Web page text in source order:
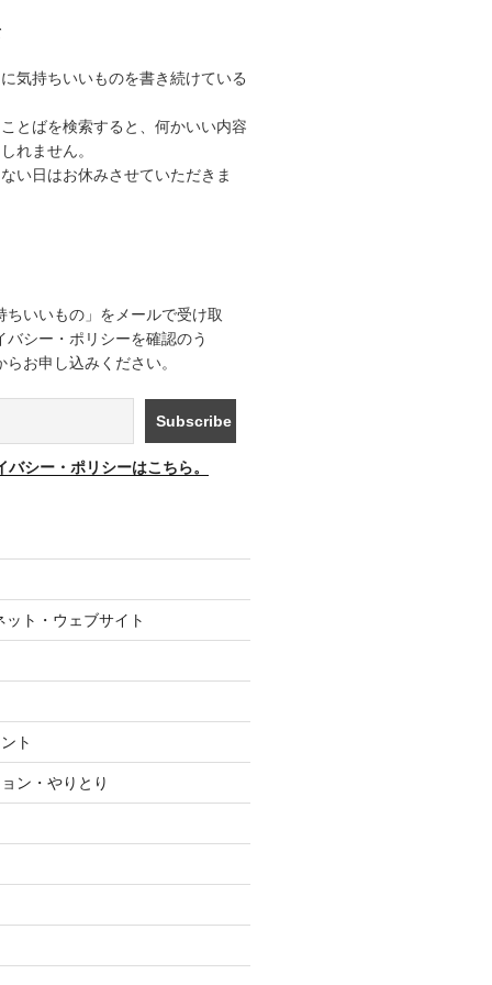
気持ちいいものを書き続けている
とばを検索すると、何かいい内容
れません。
い日はお休みさせていただきま
いいもの」をメールで受け取
バシー・ポリシーを確認のう
お申し込みください。
バシー・ポリシーはこちら。
ト・ウェブサイト
ト
ン・やりとり